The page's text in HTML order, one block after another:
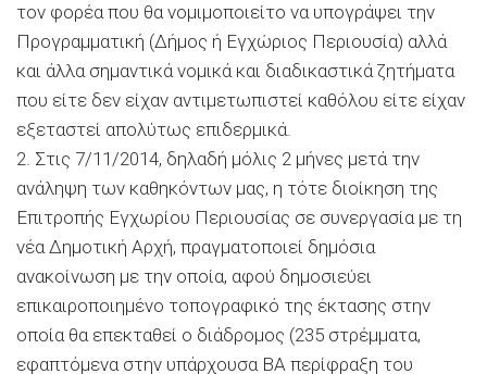
τον φορέα που θα νομιμοποιείτο να υπογράψει την
Προγραμματική (Δήμος ή Εγχώριος Περιουσία) αλλά
και άλλα σημαντικά νομικά και διαδικαστικά ζητήματα
που είτε δεν είχαν αντιμετωπιστεί καθόλου είτε είχαν
εξεταστεί απολύτως επιδερμικά.
2. Στις 7/11/2014, δηλαδή μόλις 2 μήνες μετά την
ανάληψη των καθηκόντων μας, η τότε διοίκηση της
Επιτροπής Εγχωρίου Περιουσίας σε συνεργασία με τη
νέα Δημοτική Αρχή, πραγματοποιεί δημόσια
ανακοίνωση με την οποία, αφού δημοσιεύει
επικαιροποιημένο τοπογραφικό της έκτασης στην
οποία θα επεκταθεί ο διάδρομος (235 στρέμματα,
εφαπτόμενα στην υπάρχουσα ΒΑ περίφραξη του